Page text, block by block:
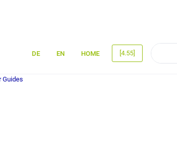
DE EN HOME [4.55]
Guides